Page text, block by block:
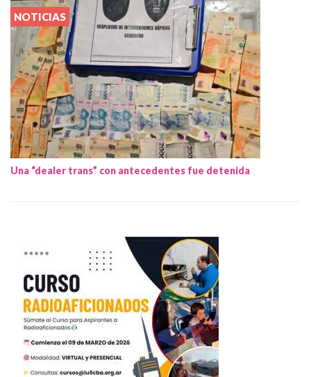
NOTICIAS
Una “dealer trans” con antecedentes fue detenida